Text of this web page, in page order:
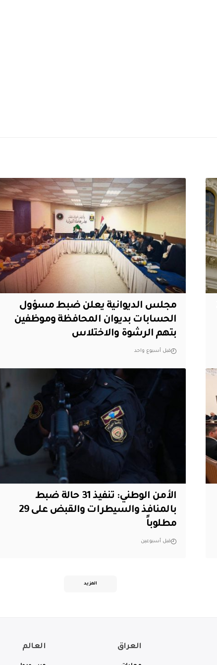
مجلس الديوانية يعلن ضبط مسؤول
الحسابات بديوان المحافظة وموظفين
بتهم الرشوة والاختلاس
قبل أسبوع واحد
الأمن الوطني: تنفيذ 31 حالة ضبط
بالمنافذ والسيطرات والقبض على 29
مطلوباً
قبل أسبوعين
المزيد
العراق العالم